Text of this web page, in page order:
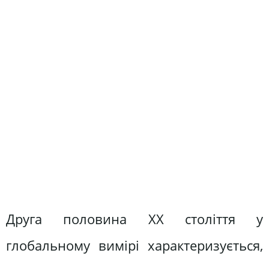
Друга половина ХХ століття у
глобальному вимірі характеризується,